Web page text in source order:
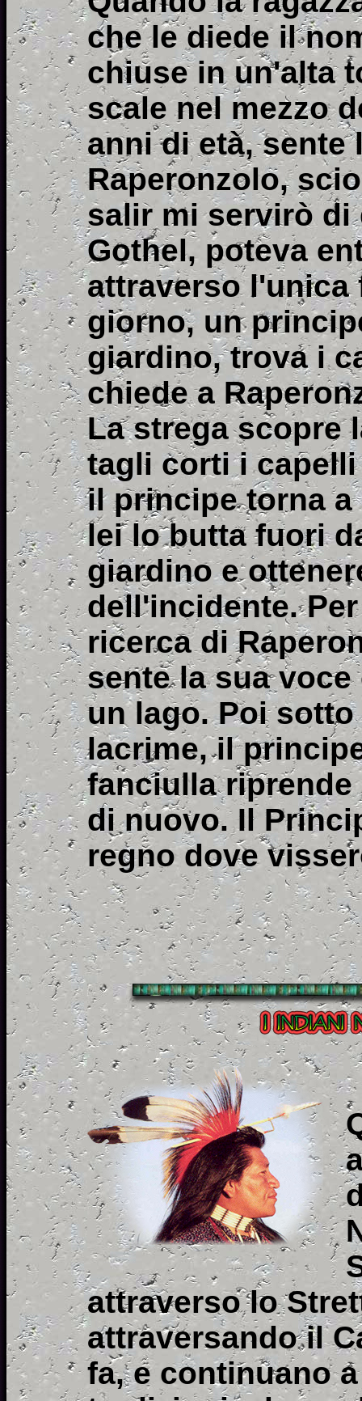
che le diede il
chiuse in un'alta
scale nel mezzo
anni di età, sente
Raperonzolo,
salir mi servirò di
Gothel, poteva
attraverso l'unica
giorno, un
giardino, trova i
chiede a
La strega scopre
tagli corti i capelli
il principe torna
lei lo butta fuori
giardino e
dell'incidente.
ricerca di
sente la sua
un lago. Poi
lacrime, il
fanciulla
di nuovo. Il
regno dove
attraverso lo
attraversando il
fa, e continuano